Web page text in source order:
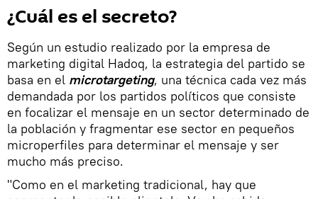
¿Cuál es el secreto?
Según un estudio realizado por la empresa de
marketing digital Hadoq, la estrategia del partido se
basa en el microtargeting, una técnica cada vez más
demandada por los partidos políticos que consiste
en focalizar el mensaje en un sector determinado de
la población y fragmentar ese sector en pequeños
microperfiles para determinar el mensaje y ser
mucho más preciso.
"Como en el marketing tradicional, hay que